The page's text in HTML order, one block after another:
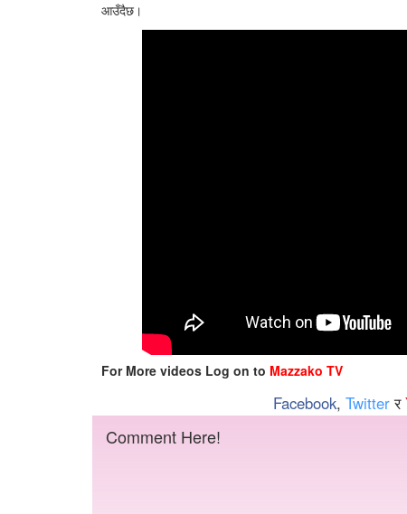
आउँदैछ।
For More videos Log on to Mazzako TV
Facebook, Twitterर
Comment Here!